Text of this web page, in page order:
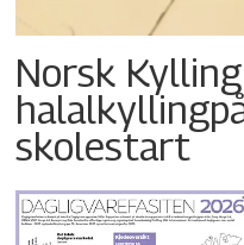
Norsk
skolestart